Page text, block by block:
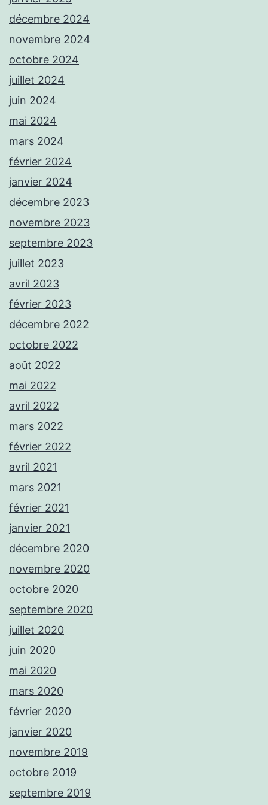
décembre 2024
novembre 2024
octobre 2024
juillet 2024
juin 2024
mai 2024
mars 2024
février 2024
janvier 2024
décembre 2023
novembre 2023
septembre 2023
juillet 2023
avril 2023
février 2023
décembre 2022
octobre 2022
août 2022
mai 2022
avril 2022
mars 2022
février 2022
avril 2021
mars 2021
février 2021
janvier 2021
décembre 2020
novembre 2020
octobre 2020
septembre 2020
juillet 2020
juin 2020
mai 2020
mars 2020
février 2020
janvier 2020
novembre 2019
octobre 2019
septembre 2019